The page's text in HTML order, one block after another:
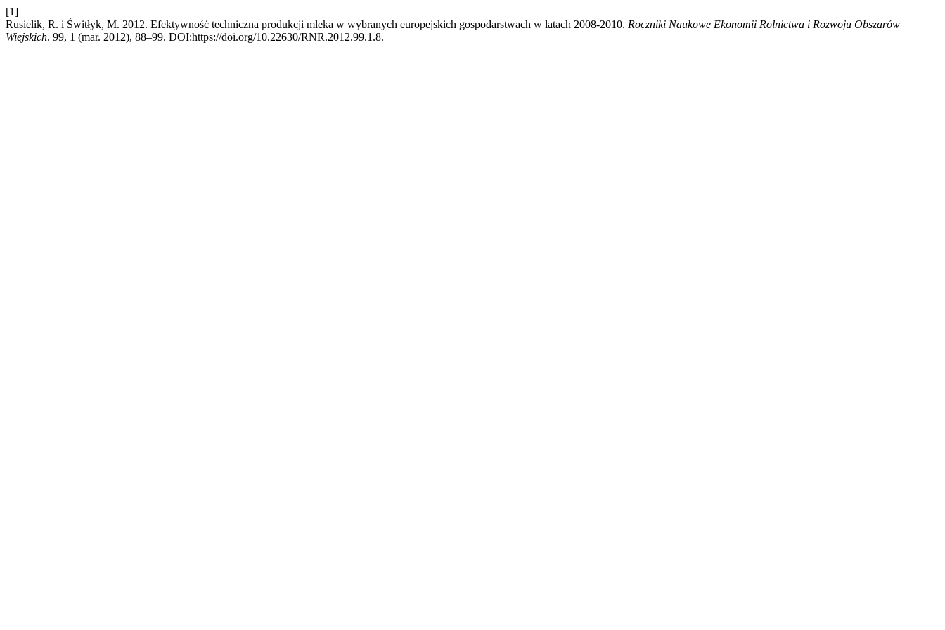
[1]
Rusielik, R. i Świtłyk, M. 2012. Efektywność techniczna produkcji mleka w wybranych europejskich gospodarstwach w latach 2008-2010. Roczniki Naukowe Ekonomii Rolnictwa i Rozwoju Obszarów
Wiejskich. 99, 1 (mar. 2012), 88–99. DOI:https://doi.org/10.22630/RNR.2012.99.1.8.